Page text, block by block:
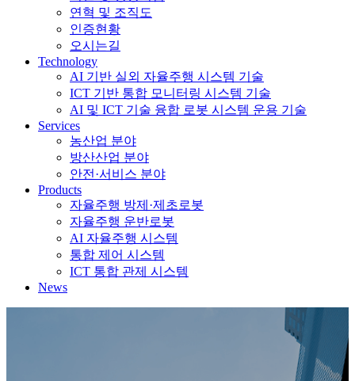
연혁 및 조직도
인증현황
오시는길
Technology
AI 기반 실외 자율주행 시스템 기술
ICT 기반 통합 모니터링 시스템 기술
AI 및 ICT 기술 융합 로봇 시스템 운용 기술
Services
농산업 분야
방산산업 분야
안전·서비스 분야
Products
자율주행 방제·제초로봇
자율주행 운반로봇
AI 자율주행 시스템
통합 제어 시스템
ICT 통합 관제 시스템
News